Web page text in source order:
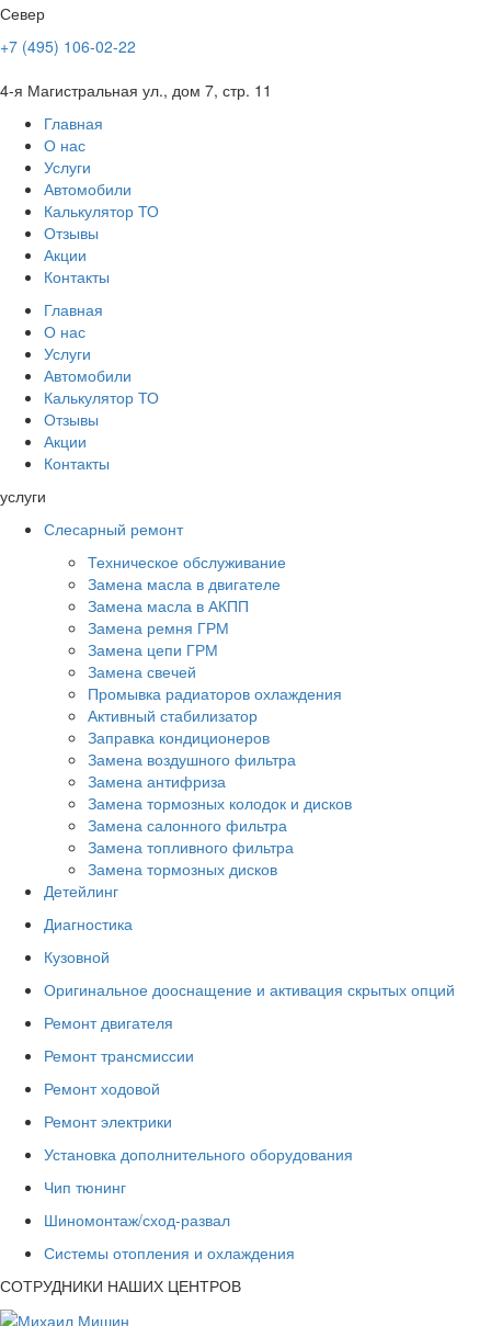
Север
+7 (495) 106-02-22
4-я Магистральная ул., дом 7, стр. 11
Главная
О нас
Услуги
Автомобили
Калькулятор ТО
Отзывы
Акции
Контакты
Главная
О нас
Услуги
Автомобили
Калькулятор ТО
Отзывы
Акции
Контакты
услуги
Слесарный ремонт
Техническое обслуживание
Замена масла в двигателе
Замена масла в АКПП
Замена ремня ГРМ
Замена цепи ГРМ
Замена свечей
Промывка радиаторов охлаждения
Активный стабилизатор
Заправка кондиционеров
Замена воздушного фильтра
Замена антифриза
Замена тормозных колодок и дисков
Замена салонного фильтра
Замена топливного фильтра
Замена тормозных дисков
Детейлинг
Диагностика
Кузовной
Оригинальное дооснащение и активация скрытых опций
Ремонт двигателя
Ремонт трансмиссии
Ремонт ходовой
Ремонт электрики
Установка дополнительного оборудования
Чип тюнинг
Шиномонтаж/сход-развал
Системы отопления и охлаждения
СОТРУДНИКИ НАШИХ ЦЕНТРОВ